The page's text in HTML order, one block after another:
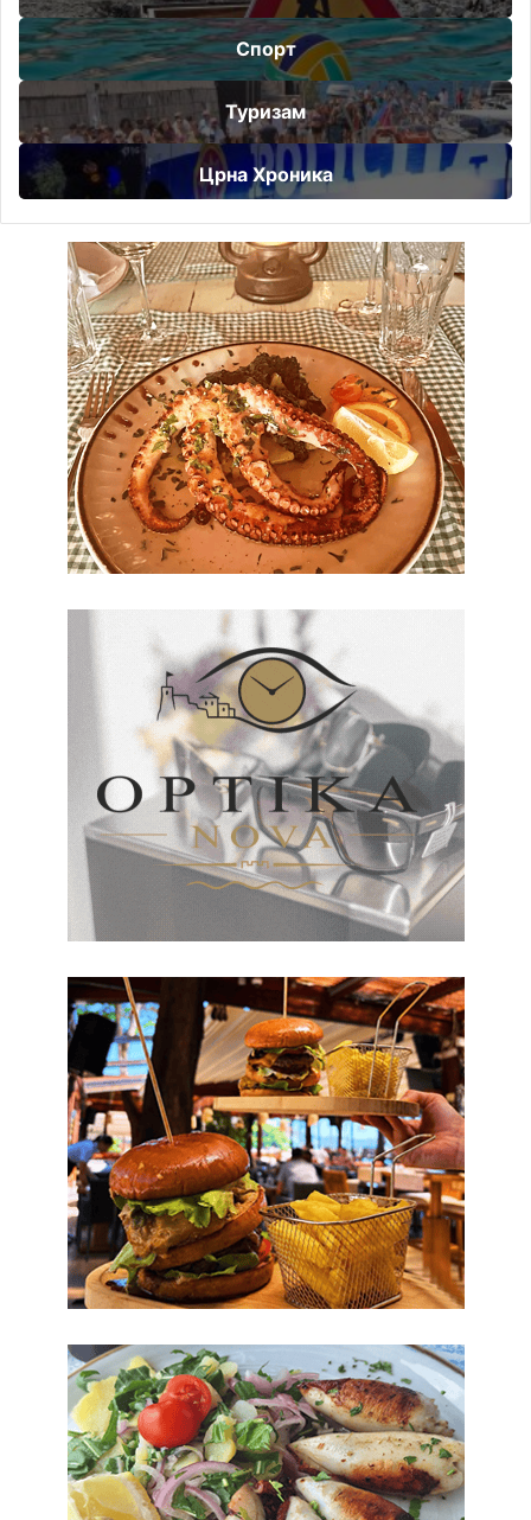
Спорт
Туризам
Црна Хроника